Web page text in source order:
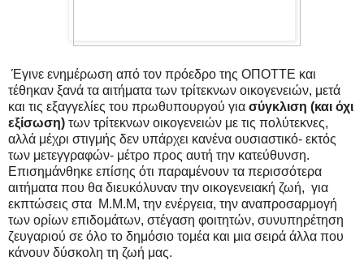
Έγινε ενημέρωση από τον πρόεδρο της ΟΠΟΤΤΕ και
τέθηκαν ξανά τα αιτήματα των τρίτεκνων οικογενειών, μετά
και τις εξαγγελίες του πρωθυπουργού για σύγκλιση (και όχι
εξίσωση) των τρίτεκνων οικογενειών με τις πολύτεκνες,
αλλά μέχρι στιγμής δεν υπάρχει κανένα ουσιαστικό- εκτός
των μετεγγραφών- μέτρο προς αυτή την κατεύθυνση.
Επισημάνθηκε επίσης ότι παραμένουν τα περισσότερα
αιτήματα που θα διευκόλυναν την οικογενειακή ζωή, για
εκπτώσεις στα Μ.Μ.Μ, την ενέργεια, την αναπροσαρμογή
των ορίων επιδομάτων, στέγαση φοιτητών, συνυπηρέτηση
ζευγαριού σε όλο το δημόσιο τομέα και μια σειρά άλλα που
κάνουν δύσκολη τη ζωή μας.